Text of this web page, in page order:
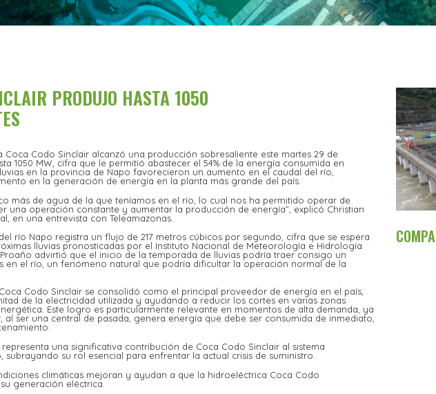
PRODUJO HASTA 1050
Coca Codo Sinclair alcanzó una producción sobresaliente este martes 29 de
1050 MW, cifra que le permitió abastecer el 54% de la energía consumida en
en la provincia de Napo favorecieron un aumento en el caudal del río,
en la generación de energía en la planta más grande del país.
más de agua de la que teníamos en el río, lo cual nos ha permitido operar de
una operación constante y aumentar la producción de energía”, explicó Christian
en una entrevista con Teleamazonas.
río Napo registra un flujo de 217 metros cúbicos por segundo, cifra que se espera
lluvias pronosticadas por el Instituto Nacional de Meteorología e Hidrología
advirtió que el inicio de la temporada de lluvias podría traer consigo un
en el río, un fenómeno natural que podría dificultar la operación normal de la
Codo Sinclair se consolidó como el principal proveedor de energía en el país,
de la electricidad utilizada y ayudando a reducir los cortes en varias zonas
Este logro es particularmente relevante en momentos de alta demanda, ya
al ser una central de pasada, genera energía que debe ser consumida de inmediato,
una significativa contribución de Coca Codo Sinclair al sistema
su rol esencial para enfrentar la actual crisis de suministro.
climáticas mejoran y ayudan a que la hidroeléctrica Coca Codo
generación eléctrica.